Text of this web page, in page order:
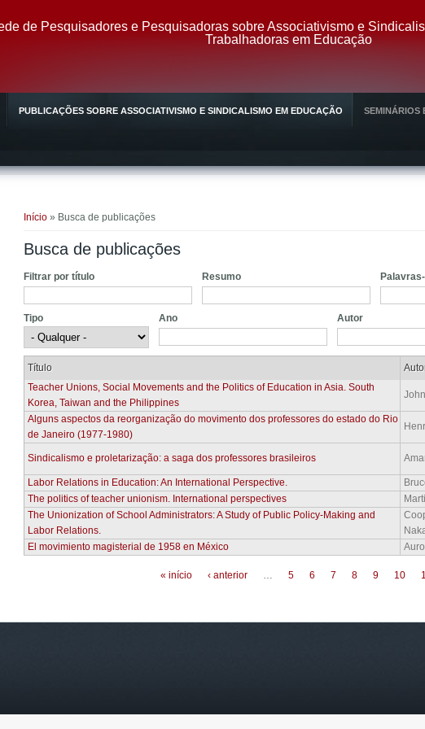
de Pesquisadores e Pesquisadoras sobre Associativismo e
Trabalhadoras em Educação
PUBLICAÇÕES SOBRE ASSOCIATIVISMO E SINDICALISMO EM EDUCAÇÃO SEMINÁRIOS
Início » Busca de publicações
Busca de publicações
Filtrar por título Resumo
Tipo Ano Autor
Título
Teacher Unions, Social Movements and the Politics of Education in Asia. South
Korea, Taiwan and the Philippines
Alguns aspectos da reorganização do movimento dos professores do estado do Rio
de Janeiro (1977-1980)
Sindicalismo e proletarização: a saga dos professores brasileiros
Labor Relations in Education: An International Perspective.
The politics of teacher unionism. International perspectives
The Unionization of School Administrators: A Study of Public Policy-Making and
Labor Relations.
El movimiento magisterial de 1958 en México
« início ‹ anterior … 5 6 7 8 9 10